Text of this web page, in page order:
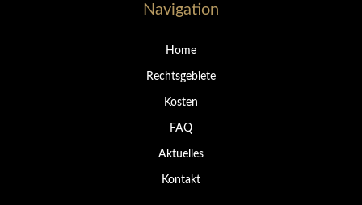
Navigation
Home
Rechtsgebiete
Kosten
FAQ
Aktuelles
Kontakt